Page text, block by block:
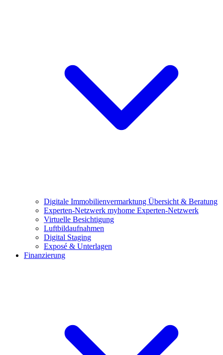
Digitale Immobilienvermarktung Übersicht & Beratung
Experten-Netzwerk myhome Experten-Netzwerk
Virtuelle Besichtigung
Luftbildaufnahmen
Digital Staging
Exposé & Unterlagen
Finanzierung